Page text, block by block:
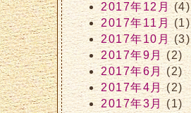
2017年12月(4)
2017年11月(1)
2017年10月(3)
2017年9月(2)
2017年6月(2)
2017年4月(2)
2017年3月(1)